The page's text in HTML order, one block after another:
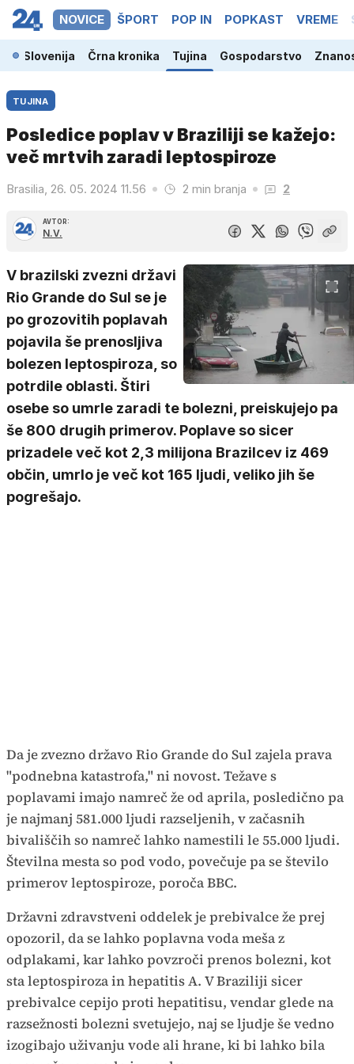
NOVICE ŠPORT POP IN POPKAST VREME
Slovenija Črna kronika Tujina Gospodarstvo
TUJINA
Posledice poplav v Braziliji se kažejo:
več mrtvih zaradi leptospiroze
Brasilia, 26. 05. 2024 11.56 2 min branja 2
AVTOR:
N.V.
V brazilski zvezni državi
Rio Grande do Sul se je
po grozovitih poplavah
pojavila še prenosljiva
bolezen leptospiroza, so
potrdile oblasti. Štiri
osebe so umrle zaradi te bolezni, preiskujejo pa
še 800 drugih primerov. Poplave so sicer
prizadele več kot 2,3 milijona Brazilcev iz 469
občin, umrlo je več kot 165 ljudi, veliko jih še
pogrešajo.
Da je zvezno državo Rio Grande do Sul zajela prava
"podnebna katastrofa," ni novost. Težave s
poplavami imajo namreč že od aprila, posledično pa
je najmanj 581.000 ljudi razseljenih, v začasnih
bivališčih so namreč lahko namestili le 55.000 ljudi.
Številna mesta so pod vodo, povečuje pa se število
primerov leptospiroze, poroča BBC.
Državni zdravstveni oddelek je prebivalce že prej
opozoril, da se lahko poplavna voda meša z
odplakami, kar lahko povzroči prenos bolezni, kot
sta leptospiroza in hepatitis A. V Braziliji sicer
prebivalce cepijo proti hepatitisu, vendar glede na
razsežnosti bolezni svetujejo, naj se ljudje še vedno
izogibajo uživanju vode ali hrane, ki bi lahko bila